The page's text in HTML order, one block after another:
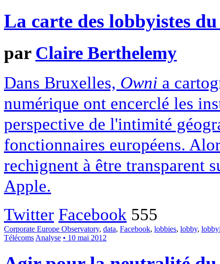
La carte des lobbyistes
par Claire Berthelemy
Dans Bruxelles, Owni a
numérique ont encerclé les
perspective de l'intimité
fonctionnaires européens.
rechignent à être transparent
Apple.
Twitter Facebook 555
Corporate Europe Observatory, data, Facebook, lobbies, lobby,
TélécomsAnalyse • 10 mai 2012